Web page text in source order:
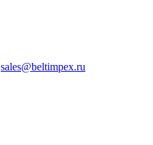
sales@beltimpex.ru